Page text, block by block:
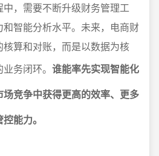
，需要不断升级财务管理工
智能分析水平。未来，电商财
算和对账，而是以数据为核
务闭环。 谁能率先实现智能化
竞争中获得更高的效率、更多
能力。